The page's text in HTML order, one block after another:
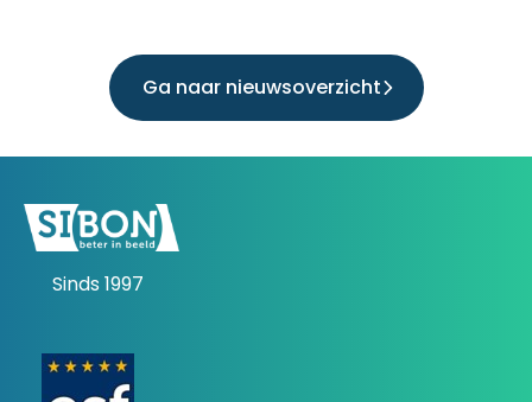
Ga naar nieuwsoverzicht
Sinds 1997